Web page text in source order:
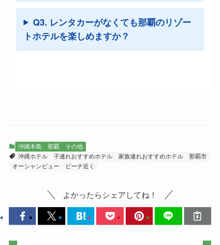
Q3. レンタカーがなくても那覇のリゾー
トホテルを楽しめますか？
沖縄本島 那覇
その他
沖縄ホテル
子連れおすすめホテル 家族連れおすすめホテル
那覇市
オーシャンビュー
ビーチ近く
よかったらシェアしてね！